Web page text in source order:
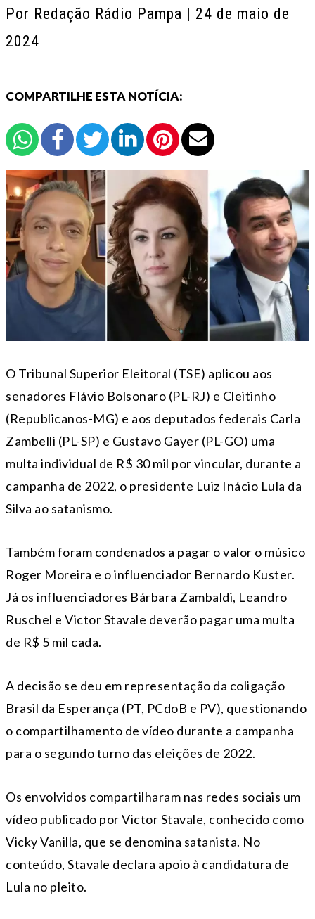
Por Redação Rádio Pampa | 24 de maio de
2024
COMPARTILHE ESTA NOTÍCIA:
O Tribunal Superior Eleitoral (TSE) aplicou aos
senadores Flávio Bolsonaro (PL-RJ) e Cleitinho
(Republicanos-MG) e aos deputados federais Carla
Zambelli (PL-SP) e Gustavo Gayer (PL-GO) uma
multa individual de R$ 30 mil por vincular, durante a
campanha de 2022, o presidente Luiz Inácio Lula da
Silva ao satanismo.
Também foram condenados a pagar o valor o músico
Roger Moreira e o influenciador Bernardo Kuster.
Já os influenciadores Bárbara Zambaldi, Leandro
Ruschel e Victor Stavale deverão pagar uma multa
de R$ 5 mil cada.
A decisão se deu em representação da coligação
Brasil da Esperança (PT, PCdoB e PV), questionando
o compartilhamento de vídeo durante a campanha
para o segundo turno das eleições de 2022.
Os envolvidos compartilharam nas redes sociais um
vídeo publicado por Victor Stavale, conhecido como
Vicky Vanilla, que se denomina satanista. No
conteúdo, Stavale declara apoio à candidatura de
Lula no pleito.